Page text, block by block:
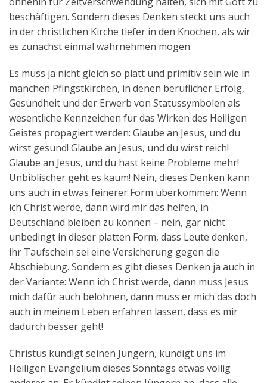
beschäftigen. Sondern dieses Denken steckt uns auch
in der christlichen Kirche tiefer in den Knochen, als wir
es zunächst einmal wahrnehmen mögen.
Es muss ja nicht gleich so platt und primitiv sein wie in
manchen Pfingstkirchen, in denen beruflicher Erfolg,
Gesundheit und der Erwerb von Statussymbolen als
wesentliche Kennzeichen für das Wirken des Heiligen
Geistes propagiert werden: Glaube an Jesus, und du
wirst gesund! Glaube an Jesus, und du wirst reich!
Glaube an Jesus, und du hast keine Probleme mehr!
Unbiblischer geht es kaum! Nein, dieses Denken kann
uns auch in etwas feinerer Form überkommen: Wenn
ich Christ werde, dann wird mir das helfen, in
Deutschland bleiben zu können – nein, gar nicht
unbedingt in dieser platten Form, dass Leute denken,
ihr Taufschein sei eine Versicherung gegen die
Abschiebung. Sondern es gibt dieses Denken ja auch in
der Variante: Wenn ich Christ werde, dann muss Jesus
mich dafür auch belohnen, dann muss er mich das doch
auch in meinem Leben erfahren lassen, dass es mir
dadurch besser geht!
Christus kündigt seinen Jüngern, kündigt uns im
Heiligen Evangelium dieses Sonntags etwas völlig